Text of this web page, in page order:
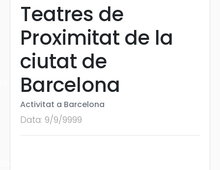
Teatres de
Proximitat de la
ciutat de
Barcelona
Activitat a Barcelona
Data: 9/9/9999